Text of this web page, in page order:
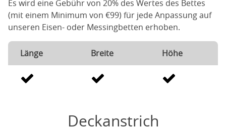
Es wird eine Gebühr von 20% des Wertes des Bettes
(mit einem Minimum von €99) für jede Anpassung auf
unseren Eisen- oder Messingbetten erhoben.
Länge Breite Höhe
Deckanstrich